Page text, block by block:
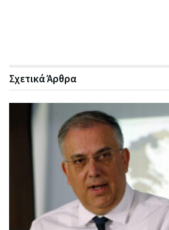
ΣχετικάΆρθρα